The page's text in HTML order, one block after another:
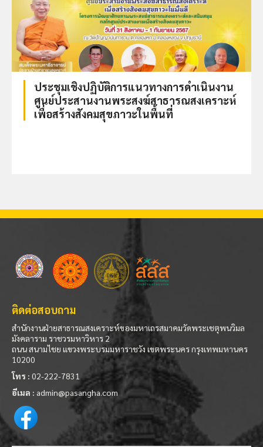
ประชุมเชิงปฏิบัติการแนวทางการดำเนินงาน
ศูนย์ประสานงานพระสงฆ์สาธารณสงเคราะห์
เพื่อสร้างสังคมสุขภาวะในพื้นที่
ติดต่อสอบถาม
สำนักงานฝ่ายสาธารณสงเคราะห์ของมหาเถรสมาคมวัดพระเชตุพนวิมล
มังคลาราม ราชวรมหาวิหาร 2
ถนน สนามไชย แขวงพระบรมมหาราชวัง เขตพระนคร กรุงเทพมหานคร
10200
โทร : 02-222-7831
อีเมล : admin@pasangha.com